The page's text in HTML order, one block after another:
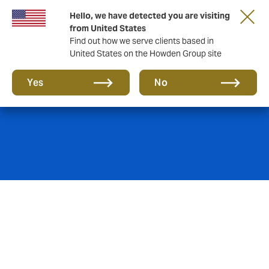
Hello, we have detected you are visiting
from United States
Find out how we serve clients based in
United States on the Howden Group site
Yes No
Real Estate